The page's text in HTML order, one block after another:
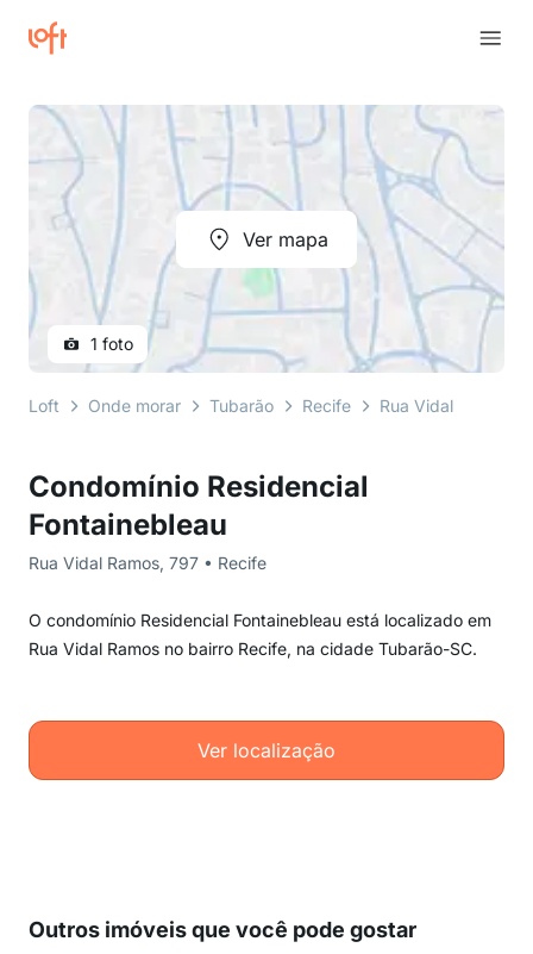
Condomínio Residencial
Fontainebleau
Rua Vidal Ramos, 797 • Recife
O condomínio Residencial Fontainebleau está localizado em
Rua Vidal Ramos no bairro Recife, na cidade Tubarão-SC.
Ver localização
Ver mapa
1 foto
Loft Onde morar Tubarão Recife Rua Vidal Ramos
Outros imóveis que você pode gostar